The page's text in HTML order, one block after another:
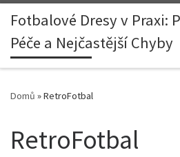
Skip to content
Fotbalové Dresy v Praxi:
Péče a Nejčastější Chyby
Domů »RetroFotbal
RetroFotbal